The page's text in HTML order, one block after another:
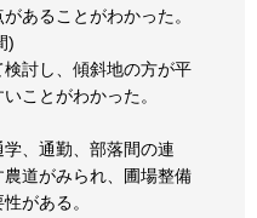
あることがわかった。
)
討し、傾斜地の方が平
ことがわかった。
、通勤、部落間の連
道がみられ、圃場整備
がある。